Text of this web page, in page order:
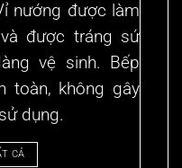
nướng được làm
được tráng sứ
vệ sinh. Bếp
toàn, không gây
dụng.
CẢ